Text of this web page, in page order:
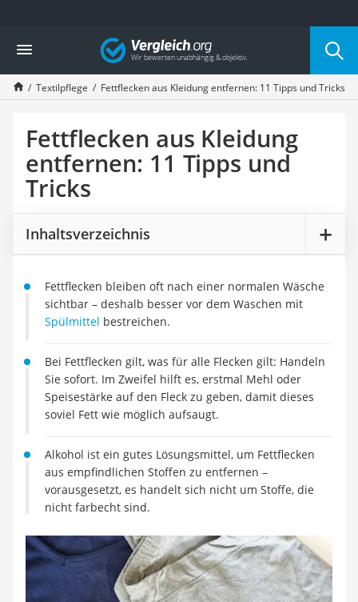
Die beliebtesten Vergleiche nach Kategorie
Haushalt
Wassersprudler
Zentralstaubsauger
Wischroboter
Wäschespinne
Industriestaubsauger
Spülmaschinentabs
Akku-Staubsauger
Eierkocher
AEG-Waschmaschine
Saug-Wisch-Roboter
Milchaufschäumer
Kondenstrockner
Reiskocher
Tierhaarstaubsauger
Ecovacs-Saugroboter
Nespresso-Maschine
Messerschärfer
Vergleich
Textilpflege Fettflecken aus Kleidung entfernen: 11 Tipps und Tricks
Fettflecken aus Kleidung
entfernen: 11 Tipps und
Tricks
Inhaltsverzeichnis
Fettflecken bleiben oft nach einer normalen Wäsche
sichtbar – deshalb besser vor dem Waschen mit
Spülmittel bestreichen.
Bei Fettflecken gilt, was für alle Flecken gilt: Handeln
Sie sofort. Im Zweifel hilft es, erstmal Mehl oder
Speisestärke auf den Fleck zu geben, damit dieses
soviel Fett wie möglich aufsaugt.
Alkohol ist ein gutes Lösungsmittel, um Fettflecken
aus empfindlichen Stoffen zu entfernen –
vorausgesetzt, es handelt sich nicht um Stoffe, die
nicht farbecht sind.